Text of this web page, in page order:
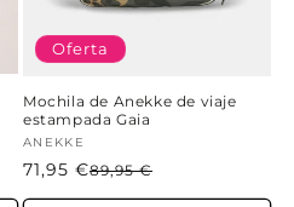
Oferta
Mochila de Anekke de viaje
estampada Gaia
Proveedor:
ANEKKE
habitual
89,95 €
de
71,95 €